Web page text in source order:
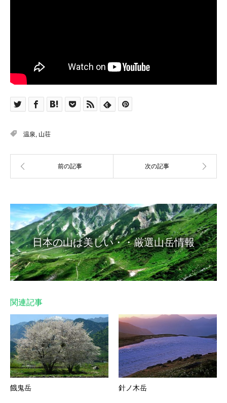
温泉, 山荘
日本の山は美しい・・厳選山岳情報
関連記事
餓鬼岳 針ノ木岳